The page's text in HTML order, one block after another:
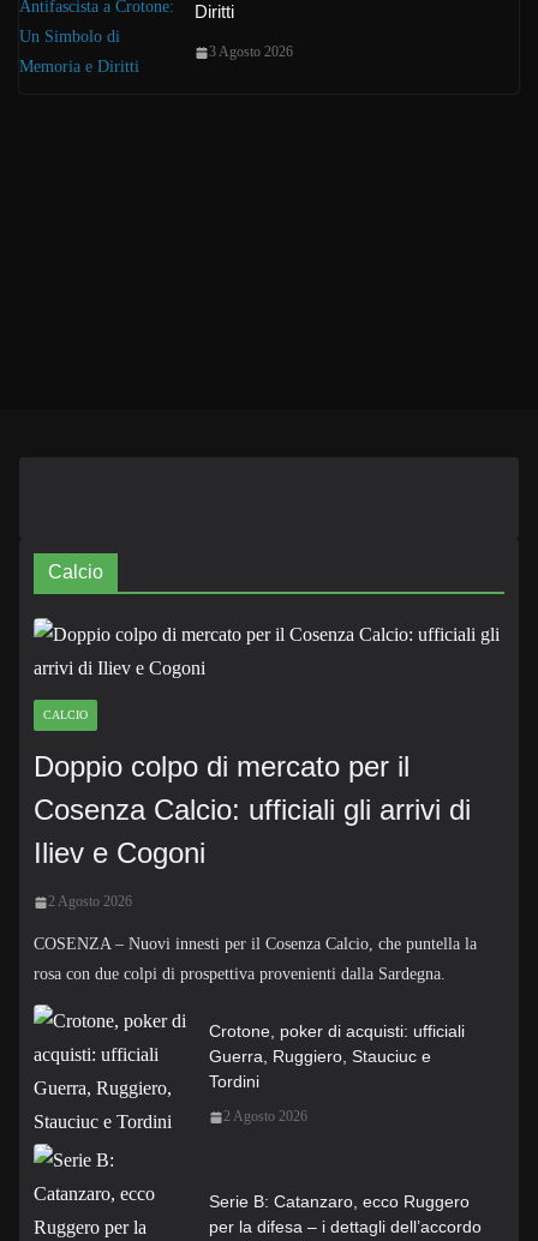
Diritti
3 Agosto 2026
Calcio
CALCIO
Doppio colpo di mercato per il
Cosenza Calcio: ufficiali gli arrivi di
Iliev e Cogoni
2 Agosto 2026
COSENZA – Nuovi innesti per il Cosenza Calcio, che puntella la
rosa con due colpi di prospettiva provenienti dalla Sardegna.
Crotone, poker di acquisti: ufficiali
Guerra, Ruggiero, Stauciuc e
Tordini
2 Agosto 2026
Serie B: Catanzaro, ecco Ruggero
per la difesa – i dettagli dell’accordo